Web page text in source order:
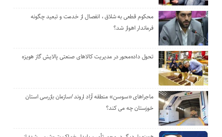
محکوم قطعی به شلاق ، انفصال از خدمت و تبعید چگونه
فرماندار اهواز شد؟
تحول داده‌محور در مدیریت کالاهای صنعتی پالایش گاز هویزه
ماجراهای «سوسن» منطقه آزاد اروند /سازمان بازرسی استان
خوزستان چه می کند؟